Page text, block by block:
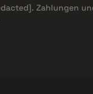
. Zahlungen